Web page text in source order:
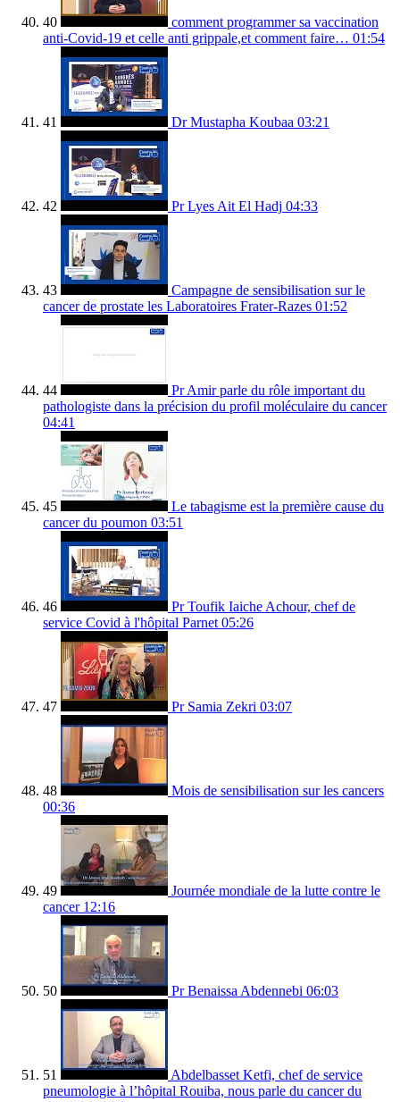
40
comment programmer sa vaccination
anti-Covid-19 et celle anti grippale,et comment faire… 01:54
41 Dr Mustapha Koubaa 03:21
42 Pr Lyes Ait El Hadj 04:33
43
Campagne de sensibilisation sur le
cancer de prostate les Laboratoires Frater-Razes 01:52
44
Pr Amir parle du rôle important du
pathologiste dans la précision du profil moléculaire du cancer
04:41
45
Le tabagisme est la première cause du
cancer du poumon 03:51
46
Pr Toufik Iaiche Achour, chef de
service Covid à l'hôpital Parnet 05:26
47 Pr Samia Zekri 03:07
48
Mois de sensibilisation sur les cancers
00:36
49
Journée mondiale de la lutte contre le
cancer 12:16
50 Pr Benaissa Abdennebi 06:03
51
Abdelbasset Ketfi, chef de service
pneumologie à l’hôpital Rouiba, nous parle du cancer du